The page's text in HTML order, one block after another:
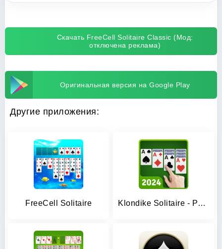
Скачать FreeCell Solitaire Classic (Мод:
отключена реклама)
Оригинальная версия на Google Play
Другие приложения:
FreeCell Solitaire Klondike Solitaire - Patience